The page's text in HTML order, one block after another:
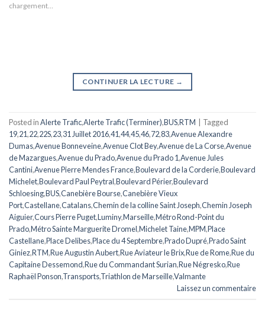
chargement…
CONTINUER LA LECTURE →
Posted inAlerte Trafic,Alerte Trafic (Terminer),BUS,RTM
Tagged
19,21,22,22S,23,31 Juillet 2016,41,44,45,46,72,83,Avenue Alexandre
Dumas,Avenue Bonneveine,Avenue Clot Bey,Avenue de La Corse,Avenue
de Mazargues,Avenue du Prado,Avenue du Prado 1,Avenue Jules
Cantini,Avenue Pierre Mendes France,Boulevard de la Corderie,Boulevard
Michelet,Boulevard Paul Peytral,Boulevard Périer,Boulevard
Schloesing,BUS,Canebière Bourse,Canebière Vieux
Port,Castellane,Catalans,Chemin de la colline Saint Joseph,Chemin Joseph
Aiguier,Cours Pierre Puget,Luminy,Marseille,Métro Rond-Point du
Prado,Métro Sainte Marguerite Dromel,Michelet Taine,MPM,Place
Castellane,Place Delibes,Place du 4 Septembre,Prado Dupré,Prado Saint
Giniez,RTM,Rue Augustin Aubert,Rue Aviateur le Brix,Rue de Rome,Rue du
Capitaine Dessemond,Rue du Commandant Surian,Rue Négresko,Rue
Raphaël Ponson,Transports,Triathlon de Marseille,Valmante
Laissez un commentaire